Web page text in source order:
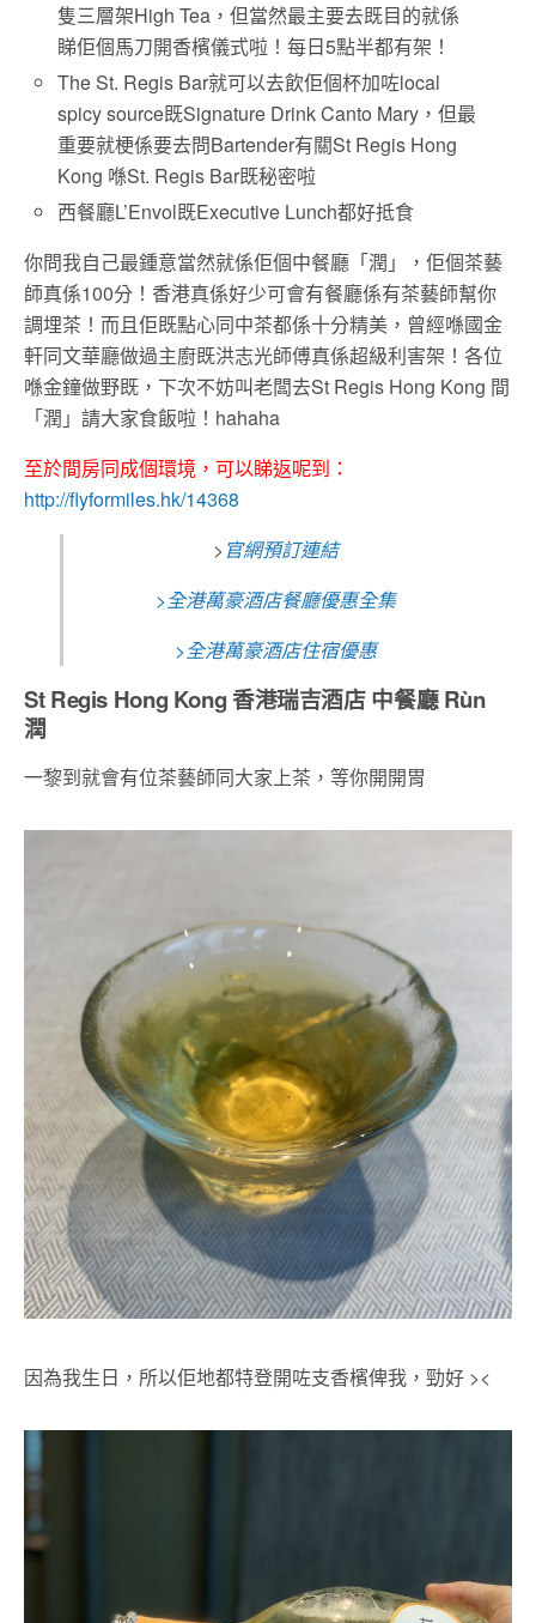
隻三層架High Tea，但當然最主要去既目的就係
睇佢個馬刀開香檳儀式啦！每日5點半都有架！
The St. Regis Bar就可以去飲佢個杯加咗local
spicy source既Signature Drink Canto Mary，但最
重要就梗係要去問Bartender有關St Regis Hong
Kong 喺St. Regis Bar既秘密啦
西餐廳L’Envol既Executive Lunch都好抵食
你問我自己最鍾意當然就係佢個中餐廳「潤」，佢個茶藝
師真係100分！香港真係好少可會有餐廳係有茶藝師幫你
調埋茶！而且佢既點心同中茶都係十分精美，曾經喺國金
軒同文華廳做過主廚既洪志光師傅真係超級利害架！各位
喺金鐘做野既，下次不妨叫老闆去St Regis Hong Kong 間
「潤」請大家食飯啦！hahaha
至於間房同成個環境，可以睇返呢到：
http://flyformiles.hk/14368
> 官網預訂連結
>全港萬豪酒店餐廳優惠全集
>全港萬豪酒店住宿優惠
St Regis Hong Kong 香港瑞吉酒店 中餐廳 Rùn
潤
一黎到就會有位茶藝師同大家上茶，等你開開胃
因為我生日，所以佢地都特登開咗支香檳俾我，勁好 ><